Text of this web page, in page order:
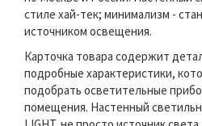
стиле хай-тек; минимализм -
источником освещения.
Карточка товара содержит
подробные характеристики,
подобрать осветительные
помещения. Настенный